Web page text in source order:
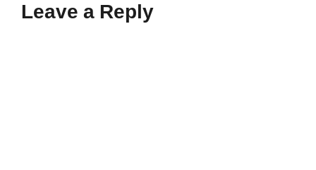
Leave a Reply